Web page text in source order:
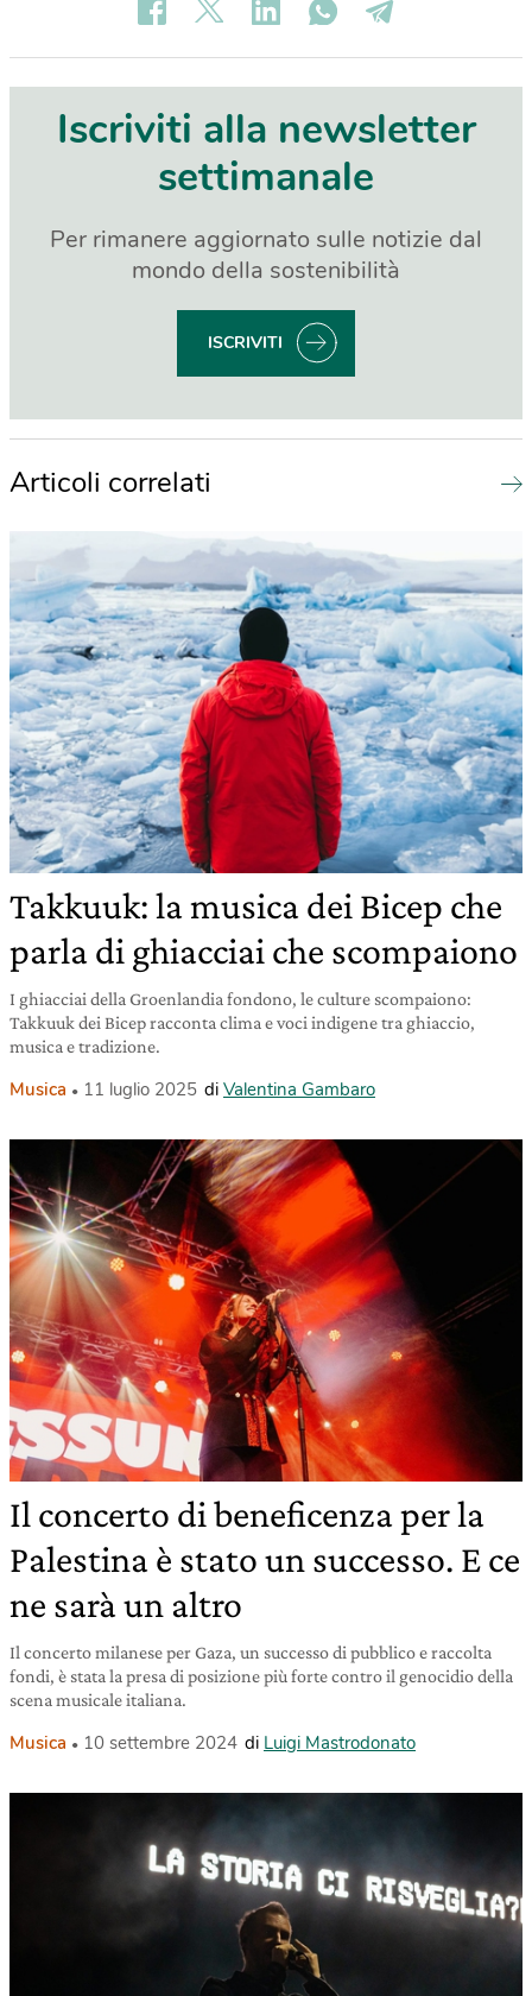
Iscriviti alla newsletter
settimanale
Per rimanere aggiornato sulle notizie dal
mondo della sostenibilità
ISCRIVITI
Articoli correlati
Takkuuk: la musica dei Bicep che
parla di ghiacciai che scompaiono
I ghiacciai della Groenlandia fondono, le culture scompaiono:
Takkuuk dei Bicep racconta clima e voci indigene tra ghiaccio,
musica e tradizione.
Musica 11 luglio 2025 di Valentina Gambaro
Il concerto di beneficenza per la
Palestina è stato un successo. E ce
ne sarà un altro
Il concerto milanese per Gaza, un successo di pubblico e raccolta
fondi, è stata la presa di posizione più forte contro il genocidio della
scena musicale italiana.
Musica 10 settembre 2024 di Luigi Mastrodonato